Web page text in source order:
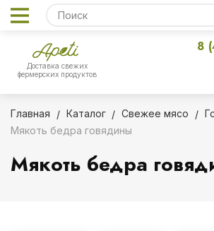
Доставка свежих
фермерских продуктов
8
Главная Каталог Свежее мясо
Мякоть бедра говядины
Мякоть бедра